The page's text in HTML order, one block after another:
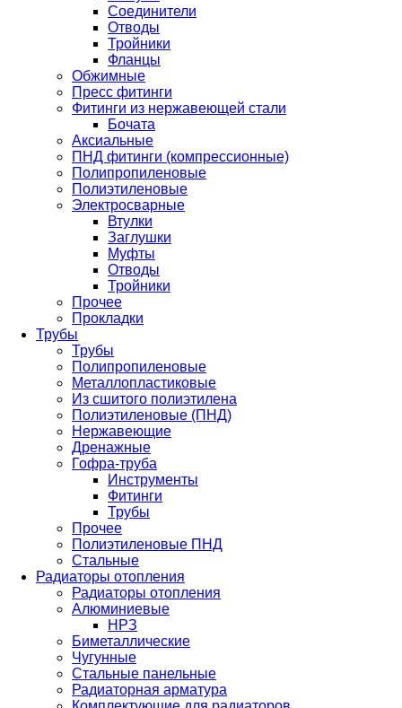
Соединители
Отводы
Тройники
Фланцы
Обжимные
Пресс фитинги
Фитинги из нержавеющей стали
Бочата
Аксиальные
ПНД фитинги (компрессионные)
Полипропиленовые
Полиэтиленовые
Электросварные
Втулки
Заглушки
Муфты
Отводы
Тройники
Прочее
Прокладки
Трубы
Трубы
Полипропиленовые
Металлопластиковые
Из сшитого полиэтилена
Полиэтиленовые (ПНД)
Нержавеющие
Дренажные
Гофра-труба
Инструменты
Фитинги
Трубы
Прочее
Полиэтиленовые ПНД
Стальные
Радиаторы отопления
Радиаторы отопления
Алюминиевые
НРЗ
Биметаллические
Чугунные
Стальные панельные
Радиаторная арматура